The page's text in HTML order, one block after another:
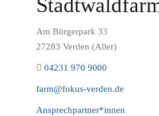
Am Bürgerpark 33
27283 Verden (Aller)
04231 970 9000
farm@fokus-verden.de
Ansprechpartner*innen